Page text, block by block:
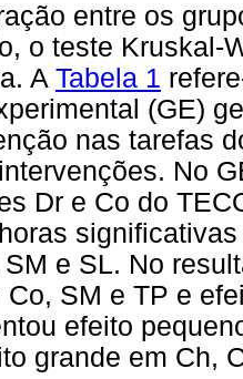
entre os
o teste Kruskal-
A Tabela 1
(GE)
nas tarefas
No
Dr e Co do
e SL. No
Co, SM e TP e
efeito
grande em Ch,